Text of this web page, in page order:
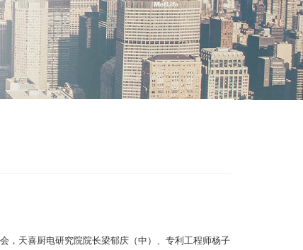
天喜厨电研究院院长梁郁庆（中）、专利工程师杨子